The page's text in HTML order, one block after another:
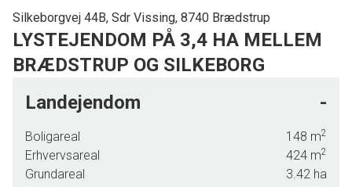
Silkeborgvej 44B, Sdr Vissing, 8740 Brædstrup
LYSTEJENDOM PÅ 3,4 HA MELLEM
BRÆDSTRUP OG SILKEBORG
Brædstrup og 21 km fra Silkeborg.
Til ejendommen er der et stuehus i alt 148 m2 boligareal, hvoraf de 118 m2
er i stueetagen og 30 m2 udnyttet boligareal på 1-salen. Stuehuset er
Landejendom -
Boligareal 148 m2
Erhvervsareal 424 m2
Grundareal 3.42 ha